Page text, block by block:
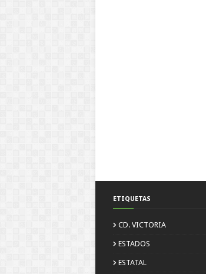
ETIQUETAS
CD. VICTORIA
ESTADOS
ESTATAL